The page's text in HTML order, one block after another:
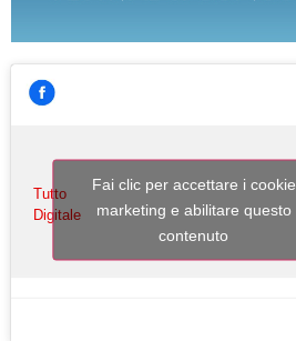
Tutto
Digitale
Fai clic per accettare i cookie
marketing e abilitare questo
contenuto